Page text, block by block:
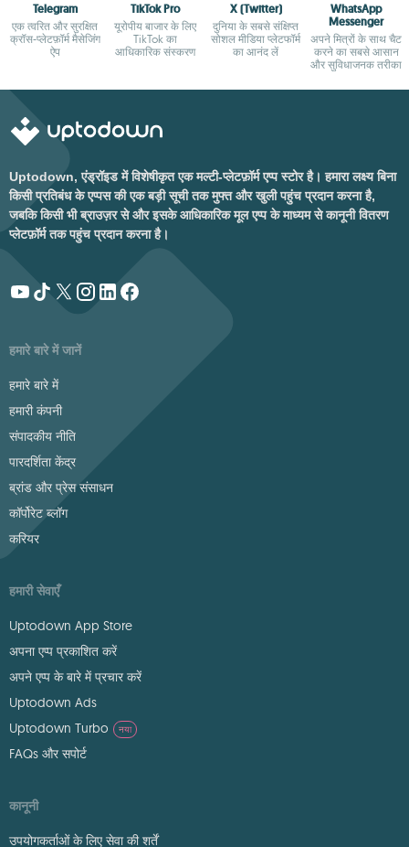
Telegram
एक त्वरित और सुरक्षित
क्रॉस-प्लेटफ़ॉर्म मैसेजिंग
ऐप
TikTok Pro
यूरोपीय बाजार के लिए
TikTok का
आधिकारिक संस्करण
X (Twitter)
दुनिया के सबसे संक्षिप्त
सोशल मीडिया प्लेटफॉर्म
का आनंद लें
WhatsApp
Messenger
अपने मित्रों के साथ चैट
करने का सबसे आसान
और सुविधाजनक तरीका
Uptodown, एंड्रॉइड में विशेषीकृत एक मल्टी-प्लेटफ़ॉर्म एप्प स्टोर है। हमारा लक्ष्य बिना
किसी प्रतिबंध के एप्पस की एक बड़ी सूची तक मुफ्त और खुली पहुंच प्रदान करना है,
जबकि किसी भी ब्राउज़र से और इसके आधिकारिक मूल एप्प के माध्यम से कानूनी वितरण
प्लेटफ़ॉर्म तक पहुंच प्रदान करना है।
हमारे बारे में जानें
हमारे बारे में
हमारी कंपनी
संपादकीय नीति
पारदर्शिता केंद्र
ब्रांड और प्रेस संसाधन
कॉर्पोरेट ब्लॉग
करियर
हमारी सेवाएँ
Uptodown App Store
अपना एप्प प्रकाशित करें
अपने एप्प के बारे में प्रचार करें
Uptodown Ads
Uptodown Turbo
नया
FAQs और सपोर्ट
कानूनी
उपयोगकर्ताओं के लिए सेवा की शर्तें